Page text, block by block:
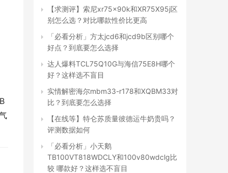
【求测评】索尼xr75x90k和XR75X95j区
别怎么选？对比哪款性价比更高
「必看分析」方太jcd6和jcd9b区别哪个
好点？到底要怎么选择
达人爆料TCL75Q10G与海信75E8H哪个
好？这样选不盲目
实情解密海尔mbm33-r178和XQBM33对
比？到底要怎么选择
【在线等】特仑苏质量彼德运牛奶贵吗？
评测数据如何
「必看分析」小天鹅
TB100VT818WDCLY和100v80wdclg比
较 哪款好？这样选不盲目